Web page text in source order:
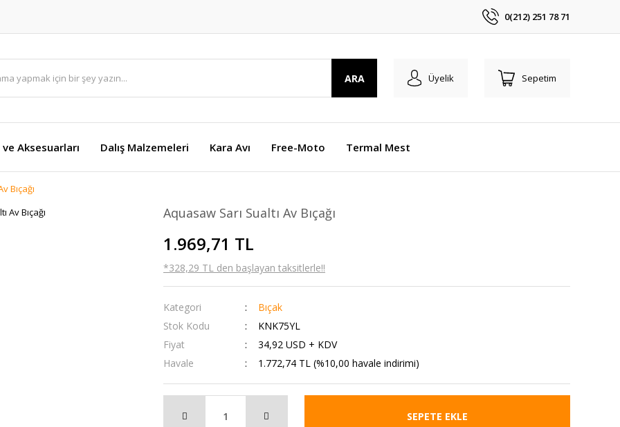
0(212) 251 78 71
ARA Üyelik Sepetim
ve Aksesuarları Dalış Malzemeleri Kara Avı Free-Moto Termal Mest
Bıçağı
Aquasaw Sarı Sualtı Av Bıçağı
1.969,71 TL
*328,29 TL den başlayan taksitlerle!!
Kategori
Bıçak
Stok Kodu
KNK75YL
Fiyat
34,92 USD + KDV
Havale
1.772,74 TL (%10,00 havale indirimi)
SEPETE EKLE